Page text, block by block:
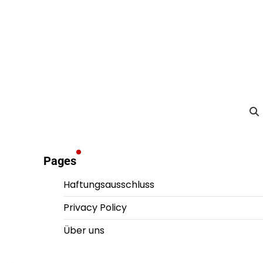
Pages
Haftungsausschluss
Privacy Policy
Über uns